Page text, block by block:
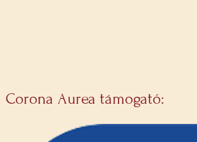
Corona Aurea támogató: